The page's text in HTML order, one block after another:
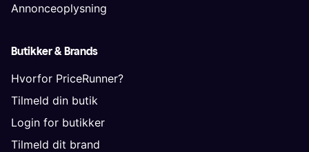
Annonceoplysning
Butikker & Brands
Hvorfor PriceRunner?
Tilmeld din butik
Login for butikker
Tilmeld dit brand